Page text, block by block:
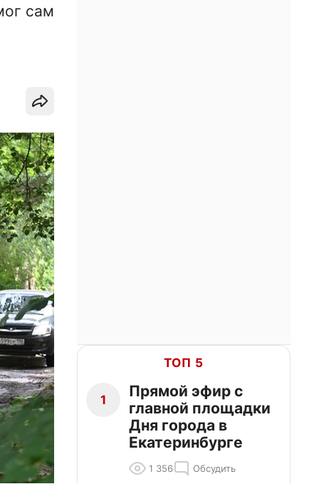
сам
ТОП 5
1
Прямой эфир с
главной площадки
Дня города в
Екатеринбурге
1 356 Обсудить